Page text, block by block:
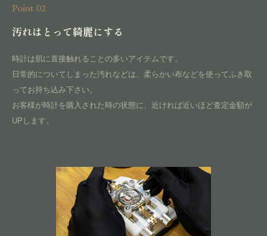
Point 02
汚れはとって綺麗にする
時計は肌に直接触れることの多いアイテムです。
日常的についてしまった汚れなどは、柔らかい布などを使ってふき取
ってお持ち込み下さい。
お客様が時計を購入された時の状態に、近ければ近いほど査定金額が
UPします。